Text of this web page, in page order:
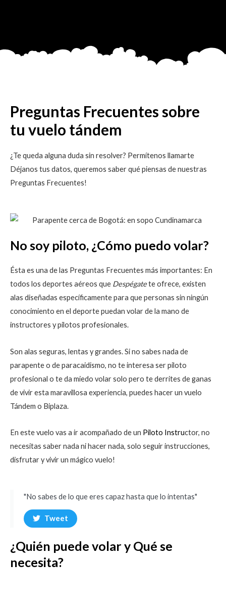
Preguntas Frecuentes sobre
tu vuelo tándem
¿Te queda alguna duda sin resolver? Permítenos llamarte
Déjanos tus datos, queremos saber qué piensas de nuestras
Preguntas Frecuentes!
No soy piloto, ¿Cómo puedo volar?
Ésta es una de las Preguntas Frecuentes más importantes: En
todos los deportes aéreos que Despégatete ofrece, existen
alas diseñadas específicamente para que personas sin ningún
conocimiento en el deporte puedan volar de la mano de
instructores y pilotos profesionales.
Son alas seguras, lentas y grandes. Si no sabes nada de
parapente o de paracaidismo, no te interesa ser piloto
profesional o te da miedo volar solo pero te derrites de ganas
de vivir esta maravillosa experiencia, puedes hacer un vuelo
Tándem o Biplaza.
En este vuelo vas a ir acompañado de un Piloto Instructor, no
necesitas saber nada ni hacer nada, solo seguir instrucciones,
disfrutar y vivir un mágico vuelo!
"No sabes de lo que eres capaz hasta que lo intentas"
Tweet
¿Quién puede volar y Qué se
necesita?